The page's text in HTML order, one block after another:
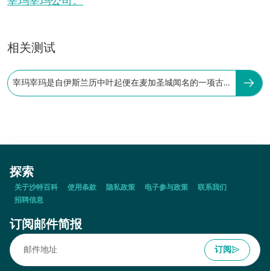
相关测试
宰玛宰玛是自伊斯兰历中叶起便在麦加圣城闻名的一项古
探索
关于沙特百科 使用条款 隐私政策 电子参与政策
联系我们
招聘信息
订阅邮件简报
订阅